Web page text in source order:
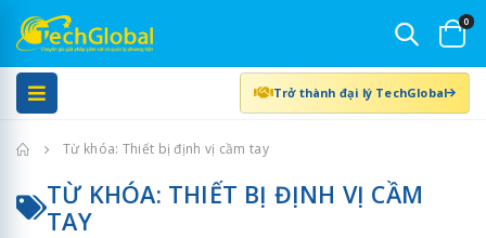
0
Trở thành đại lý TechGlobal
Trang chủTừ khóa: Thiết bị định vị cầm tay
TỪ KHÓA: THIẾT BỊ ĐỊNH VỊ CẦM
TAY